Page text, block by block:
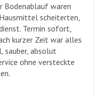
Bodenablauf waren
scheiterten,
Termin sofort,
kurzer Zeit war alles
sauber, absolut
ohne versteckte